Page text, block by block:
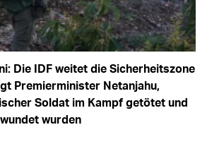
Die IDF weitet die Sicherheitszone
Premierminister Netanjahu,
Soldat im Kampf getötet und
wurden